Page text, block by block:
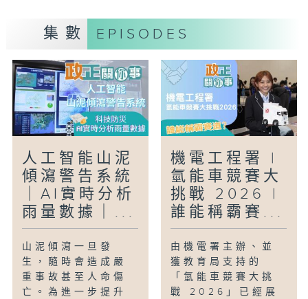
集數 EPISODES
人工智能山泥
傾瀉警告系統
｜AI實時分析
雨量數據｜...
山泥傾瀉一旦發
生，隨時會造成嚴
重事故甚至人命傷
亡。為進一步提升
機電工程署 |
氫能車競賽大
挑戰 2026 |
誰能稱霸賽...
由機電署主辦、並
獲教育局支持的
「氫能車競賽大挑
戰 2026」已經展